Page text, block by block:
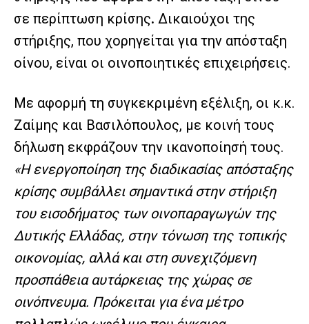
σε περίπτωση κρίσης. Δικαιούχοι της
στήριξης, που χορηγείται για την απόσταξη
οίνου, είναι οι οινοποιητικές επιχειρήσεις.
Με αφορμή τη συγκεκριμένη εξέλιξη, οι κ.κ.
Ζαίμης και Βασιλόπουλος, με κοινή τους
δήλωση εκφράζουν την ικανοποίησή τους.
«Η ενεργοποίηση της διαδικασίας απόσταξης
κρίσης συμβάλλει σημαντικά στην στήριξη
του εισοδήματος των οινοπαραγωγών της
Δυτικής Ελλάδας, στην τόνωση της τοπικής
οικονομίας, αλλά και στη συνεχιζόμενη
προσπάθεια αυτάρκειας της χώρας σε
οινόπνευμα. Πρόκειται για ένα μέτρο